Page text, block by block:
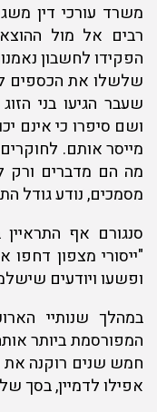
משרד עורכי דין
רבים אל מול
הפקידו לחשבון
שלשלו את הכספים
שעבר הגיעו בני
ושם סיפרו כי אינם
מייסר אותם.
מה הם מדברים ורק
מסמכים, נודע גודל
סנגורם אף
"ייסורי מצפון
ופשעו ויודעים
במהלך שנותיי
המפורסמת ביותר
חמש שנים רוקנה את
אפילו לדמיין, בסך של 254 מיליון